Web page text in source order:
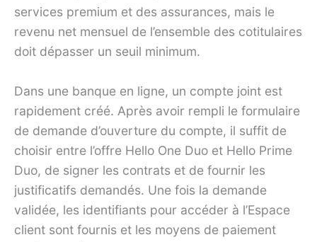
services premium et des assurances, mais le
revenu net mensuel de l’ensemble des cotitulaires
doit dépasser un seuil minimum.
Dans une banque en ligne, un compte joint est
rapidement créé. Après avoir rempli le formulaire
de demande d’ouverture du compte, il suffit de
choisir entre l’offre Hello One Duo et Hello Prime
Duo, de signer les contrats et de fournir les
justificatifs demandés. Une fois la demande
validée, les identifiants pour accéder à l’Espace
client sont fournis et les moyens de paiement